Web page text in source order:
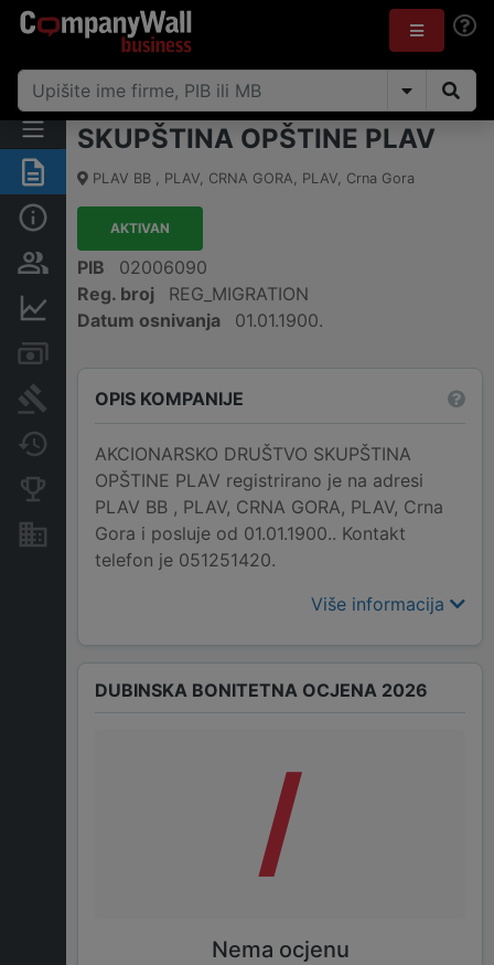
Sažetak
Osobe i vlasništvo
Finansijski podaci
Arhiva sudskih objava
Promjene
Konkurentne kompanije
Nekretnine i imovina
SKUPŠTINA OPŠTINE PLAV
PLAV BB , PLAV, CRNA GORA, PLAV, Crna Gora
AKTIVAN
PIB
02006090
Reg. broj
REG_MIGRATION
Datum osnivanja
01.01.1900.
OPIS KOMPANIJE
AKCIONARSKO DRUŠTVO SKUPŠTINA
OPŠTINE PLAV registrirano je na adresi
PLAV BB , PLAV, CRNA GORA, PLAV, Crna
Gora i posluje od 01.01.1900.. Kontakt
telefon je 051251420.
Više informacija
DUBINSKA BONITETNA OCJENA 2026
/
Nema ocjenu